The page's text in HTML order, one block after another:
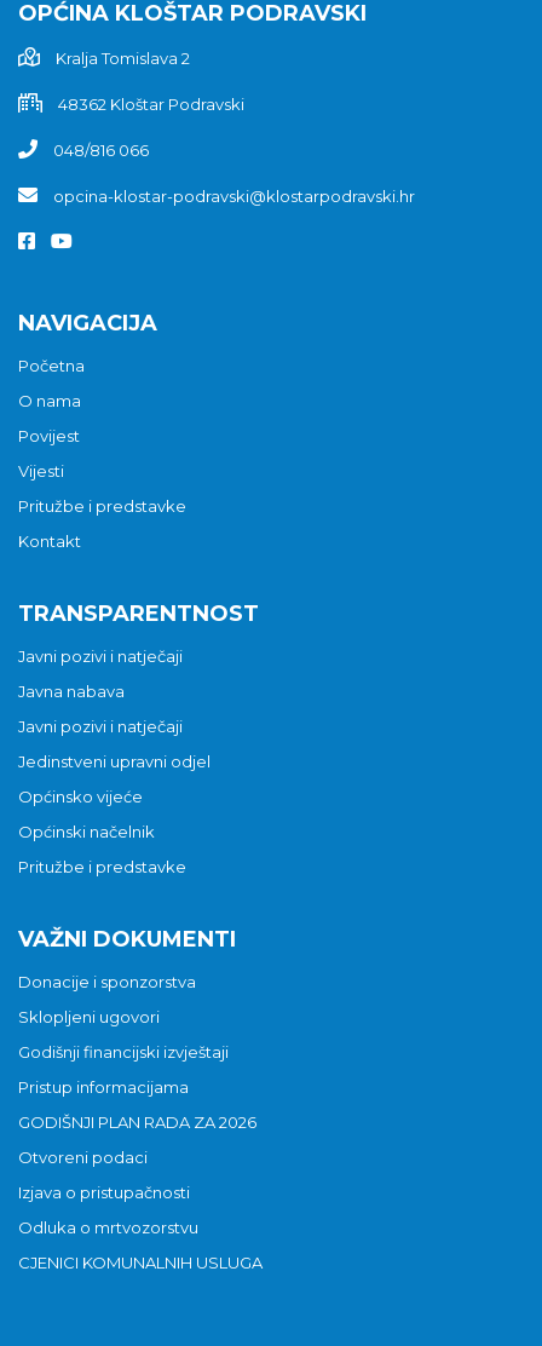
OPĆINA KLOŠTAR PODRAVSKI
Kralja Tomislava 2
48362 Kloštar Podravski
048/816 066
opcina-klostar-podravski@klostarpodravski.hr
NAVIGACIJA
Početna
O nama
Povijest
Vijesti
Pritužbe i predstavke
Kontakt
TRANSPARENTNOST
Javni pozivi i natječaji
Javna nabava
Javni pozivi i natječaji
Jedinstveni upravni odjel
Općinsko vijeće
Općinski načelnik
Pritužbe i predstavke
VAŽNI DOKUMENTI
Donacije i sponzorstva
Sklopljeni ugovori
Godišnji financijski izvještaji
Pristup informacijama
GODIŠNJI PLAN RADA ZA 2026
Otvoreni podaci
Izjava o pristupačnosti
Odluka o mrtvozorstvu
CJENICI KOMUNALNIH USLUGA